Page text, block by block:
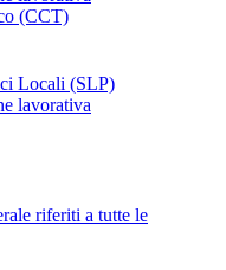
(CCT)
Locali (SLP)
lavorativa
riferiti a tutte le